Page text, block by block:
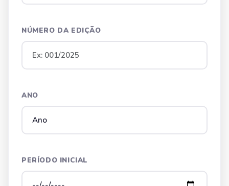
NÚMERO DA EDIÇÃO
ANO
PERÍODO INICIAL